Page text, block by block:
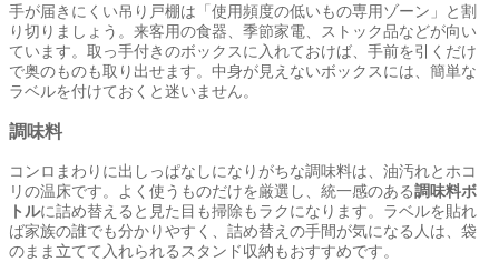
手が届きにくい吊り戸棚は「使用頻度の低いもの専用ゾーン」と割
り切りましょう。来客用の食器、季節家電、ストック品などが向い
ています。取っ手付きのボックスに入れておけば、手前を引くだけ
で奥のものも取り出せます。中身が見えないボックスには、簡単な
ラベルを付けておくと迷いません。
調味料
コンロまわりに出しっぱなしになりがちな調味料は、油汚れとホコ
リの温床です。よく使うものだけを厳選し、統一感のある調味料ボ
トルに詰め替えると見た目も掃除もラクになります。ラベルを貼れ
ば家族の誰でも分かりやすく、詰め替えの手間が気になる人は、袋
のまま立てて入れられるスタンド収納もおすすめです。